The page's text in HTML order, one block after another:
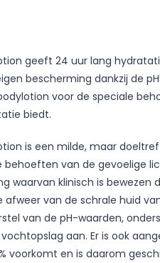
geeft 24 uur lang
bescherming dankzij de
voor de speciale
biedt.
is een milde, maar
behoeften van de gevoelige
waarvan klinisch is
afweer van de schrale huid
van de pH-waarden,
aan. Er is ook
voorkomt en is daarom